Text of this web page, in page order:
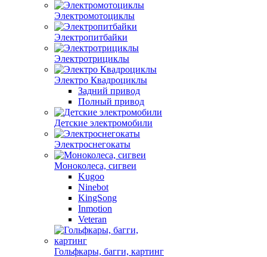
Электромотоциклы
Электропитбайки
Электротрициклы
Электро Квадроциклы
Задний привод
Полный привод
Детские электромобили
Электроснегокаты
Моноколеса, сигвеи
Kugoo
Ninebot
KingSong
Inmotion
Veteran
Гольфкары, багги, картинг